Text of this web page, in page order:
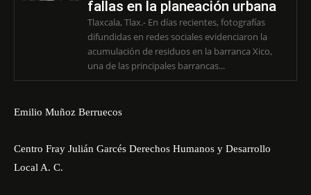
fallas en la planeación urbana
Tlaxcala, Tlax.- En días recientes, fotografías
difundidas en redes sociales evidenciaron la
acumulación de residuos en la barranca Xico,
una de las principales barrancas...
Emilio Muñoz Berruecos
Centro Fray Julián Garcés Derechos Humanos y Desarrollo
Local A. C.